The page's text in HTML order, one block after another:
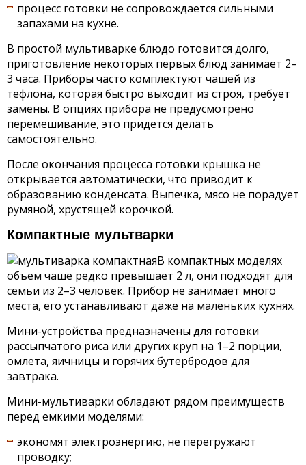
процесс готовки не сопровождается сильными
запахами на кухне.
В простой мультиварке блюдо готовится долго,
приготовление некоторых первых блюд занимает 2–
3 часа. Приборы часто комплектуют чашей из
тефлона, которая быстро выходит из строя, требует
замены. В опциях прибора не предусмотрено
перемешивание, это придется делать
самостоятельно.
После окончания процесса готовки крышка не
открывается автоматически, что приводит к
образованию конденсата. Выпечка, мясо не порадует
румяной, хрустящей корочкой.
Компактные мультварки
В компактных моделях
объем чаше редко превышает 2 л, они подходят для
семьи из 2–3 человек. Прибор не занимает много
места, его устанавливают даже на маленьких кухнях.
Мини-устройства предназначены для готовки
рассыпчатого риса или других круп на 1–2 порции,
омлета, яичницы и горячих бутербродов для
завтрака.
Мини-мультиварки обладают рядом преимуществ
перед емкими моделями:
экономят электроэнергию, не перегружают
проводку;